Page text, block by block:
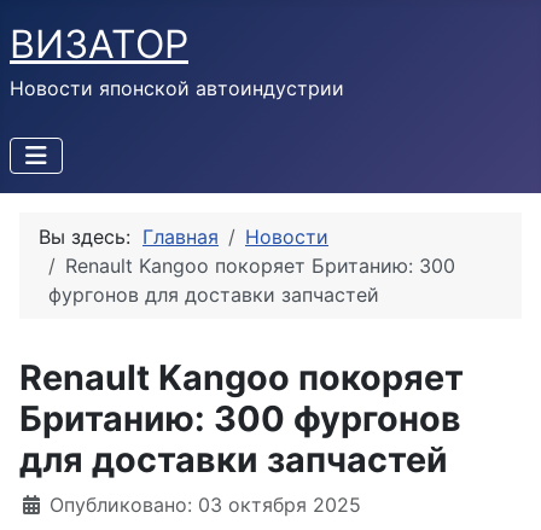
ВИЗАТОР
Новости японской автоиндустрии
Вы здесь: Главная
Новости
Renault Kangoo покоряет Британию: 300
фургонов для доставки запчастей
Renault Kangoo покоряет
Британию: 300 фургонов
для доставки запчастей
Информация о материале
Опубликовано: 03 октября 2025